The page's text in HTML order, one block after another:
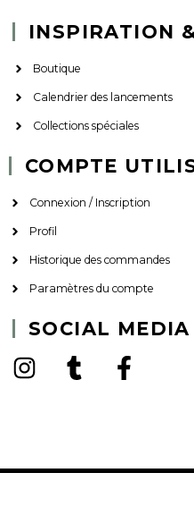
INSPIRATION
Boutique
Calendrier des lancements
Collections spéciales
COMPTE
Connexion / Inscription
Profil
Historique des commandes
Paramètres du compte
SOCIAL MEDIA